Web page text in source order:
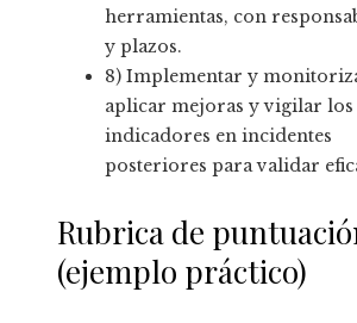
herramientas, con
y plazos.
8) Implementar y
aplicar mejoras y vigilar los
indicadores en incidentes
posteriores para validar
Rubrica de
(ejemplo práctico)